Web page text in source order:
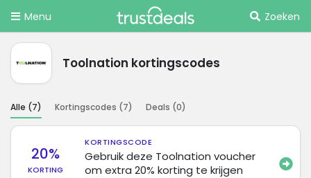
Menu Zoeken
Toolnation kortingscodes
Alle (7) Kortingscodes (7) Deals (0)
20%
KORTING
KORTINGSCODE
Gebruik deze Toolnation voucher
om extra 20% korting te krijgen